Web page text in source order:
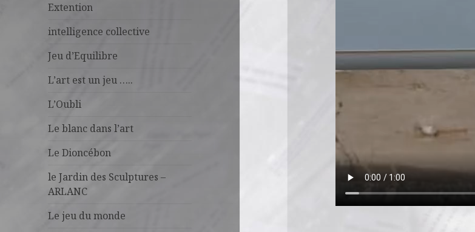
Extention
intelligence collective
Jeu d’Equilibre
L’art est un jeu …..
L’Oubli
Le blanc dans l’art
Le Dioncébon
le Jardin des Sculptures –
ARLANC
Le jeu du monde